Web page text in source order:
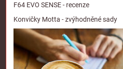
F64 EVO SENSE - recenze
Konvičky Motta - zvýhodněné sady